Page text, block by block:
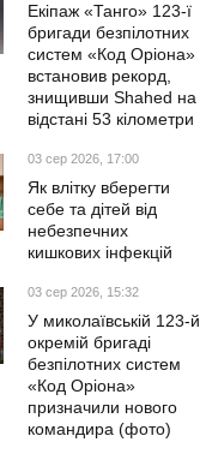
Екіпаж «Танго» 123-ї
бригади безпілотних
систем «Код Оріона»
встановив рекорд,
знищивши Shahed на
відстані 53 кілометри
03 сер 2026, 17:00
Як влітку вберегти
себе та дітей від
небезпечних
кишкових інфекцій
03 сер 2026, 15:32
У миколаївській 123-й
окремій бригаді
безпілотних систем
«Код Оріона»
призначили нового
командира (фото)